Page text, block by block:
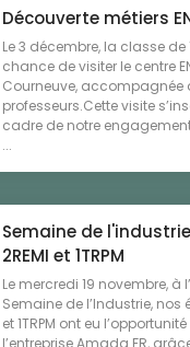
Découverte métiers
Le 3 décembre, la classe de
chance de visiter le centre
Courneuve, accompagnée
professeurs.Cette visite
cadre de notre
...
Semaine de
2REMI et 1TRPM
Le mercredi 19 novembre, à
Semaine de l’Industrie, nos
et 1TRPM ont eu
l’entreprise Amada FR,